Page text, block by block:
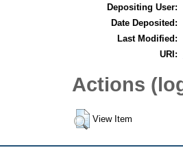
Depositing User:
Date Deposited:
Last Modified:
URI:
Actions
View Item